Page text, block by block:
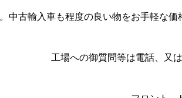
中古輸入車も程度の良い物をお手軽な
工場への御質問等は電話、又